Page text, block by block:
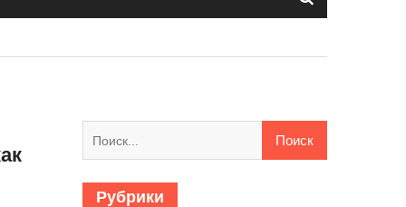
Рубрики